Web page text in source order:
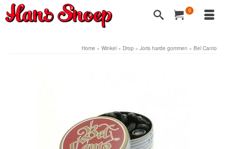
0
Home » Winkel » Drop » Joris harde gommen » Bel Canto